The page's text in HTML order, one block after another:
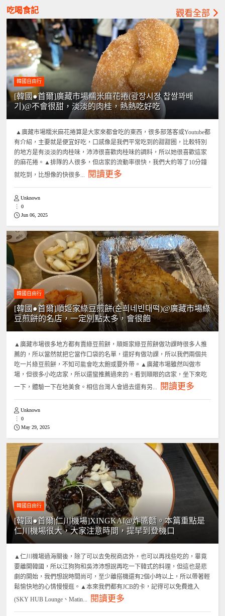
吃喝食記 觀看全部
韓國自由行
[韓國●首爾]廣藏市場糯米麻花捲(광장시장 찹쌀꽈배
기)@不會很甜，淡淡的肉桂，熱熱吃好吃
▲廣藏市場糯米麻花捲算是大家來都會吃的東西，很多部落客或Youtube都
有介紹，主要就是便宜好吃，口感像是我們平常吃到的甜甜圈，比較特別
的地方是有淡淡的肉桂味，沛沛很喜歡肉桂味的調料，所以她很喜歡這家
的麻花捲。▲排隊的人很多，但店家的流動率很快，我們大約等了10分鐘
就吃到，比想像的快很多...
閱讀更多
Unknown
0
Jun 06, 2025
韓國自由行
[韓國●首爾]順姬家綠豆煎餅(순희네빈대떡)@廣藏市場綠
豆煎餅的名店，一定別點太多，會很飽
▲廣藏市場很多地方都有賣綠豆煎餅，順姬家綠豆煎餅做功課時很多人推
薦的，所以當然就把它當作口袋的名單，還好有做功課，所以我們兩個共
吃一片綠豆煎餅，不知可能會吃太飽或要外帶。▲廣藏市場雖然叫做市
場，但很多小吃店家，所以還蠻推薦過來的。看到順眼的店家，坐下來吃
一下，體驗一下在地美食。相信台灣人會過去還有另...
閱讀更多
Unknown
0
May 29, 2025
韓國自由行
[韓國●首爾|仁川機場]XINGKAI@炸醬麵。本篇重點是
仁川機場很大，大家注意時間，提早到登機口
▲仁川機場過海關後，除了可以去免稅商店外，也可以再找些吃的，畢竟
要離開韓國，所以江狗狗和吳沛沛想說再吃一下韓式的料理，但這也是悲
劇的開始，我們想說時間尚可，至少離搭機還有2個小時以上，所以帶著輕
鬆愉快地的心情慢慢逛。▲本來我們都有JCB的卡，記得可以免費進入
(SKY HUB Lounge、Matin...
閱讀更多